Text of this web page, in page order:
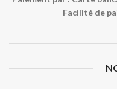
Facilité de